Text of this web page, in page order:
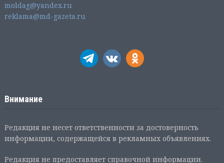
moldag@yandex.ru
reklama@md-gazeta.ru
Внимание
Редакция не несет ответственности за достоверность
информации, содержащейся в рекламных объявлениях.
Редакция не предоставляет справочной информации.